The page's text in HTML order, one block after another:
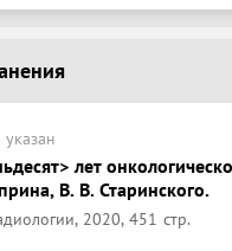
лет
В. В. Старинского.
2020, 451 стр.